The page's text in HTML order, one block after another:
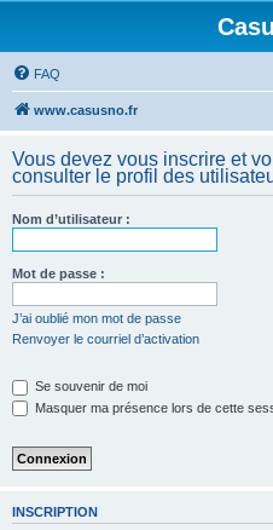
FAQ
www.casusno.fr
Vous devez vous inscrire et
consulter le profil des
Nom d’utilisateur :
Mot de passe :
J’ai oublié mon mot de passe
Renvoyer le courriel d’activation
Se souvenir de moi
Masquer ma présence lors de cette
INSCRIPTION